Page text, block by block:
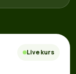
Live kurs